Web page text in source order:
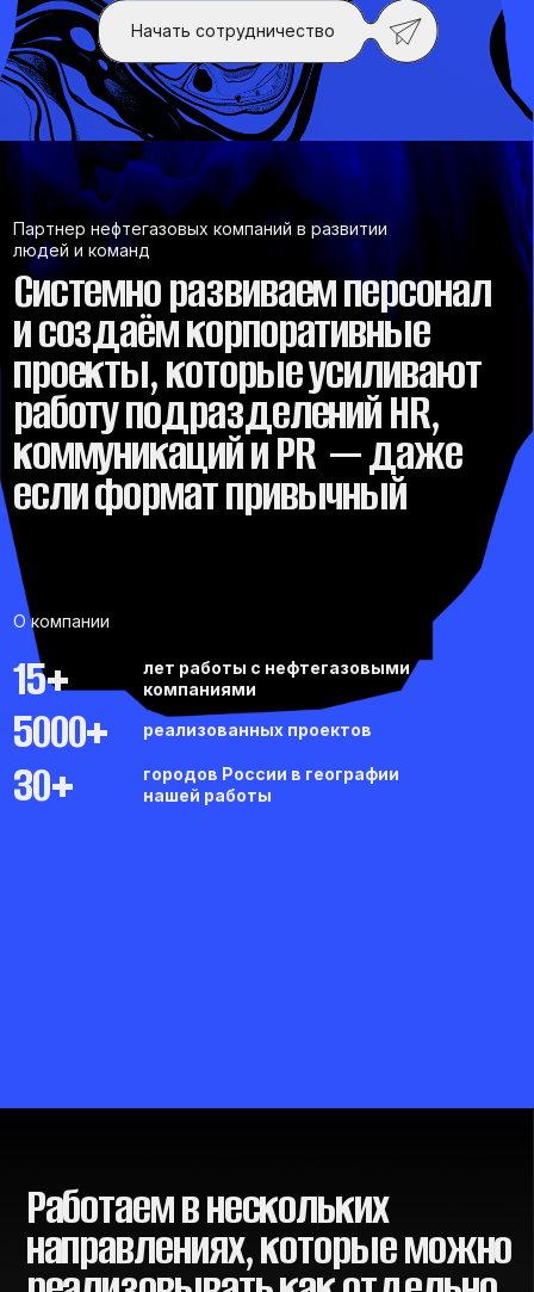
Системно развиваем персонал
и создаём корпоративные
проекты, которые усиливают
работу подразделений HR,
коммуникаций и PR — даже
если формат привычный
30+
5000+
15+
О компании
Партнер нефтегазовых компаний в развитии
людей и команд
реализовывать как отдельно,
развития